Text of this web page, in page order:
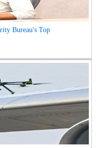
Bureau's Top